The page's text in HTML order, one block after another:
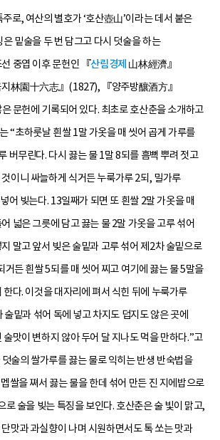
로, 여산의 별호가 ‘호산壺山’이라는 데서 붙은
밑술을 두 번 담그고 다시 덧술을 하는
중엽 이후 문헌인 『산림경제 山林經濟』
林園十六志』(1827), 『양주방釀酒方』
문헌에 기록되어 있다. 최초로 호산춘을 소개하고
“초하룻날 흰쌀 1말 가옷을 매 씻어 곱게 가루를
버무린다. 다시 끓는 물 1말 8되를 흠뻑 뿌려 젓고
이니 싸늘하게 식거든 누룩가루 2되, 밀가루
어 빚는다. 13일째가 되면 또 흰쌀 2말 가옷을 매
넓은 그릇에 담고 끓는 물 2말 가옷을 고루 섞어
말고 앞서 빚은 술밑과 고루 섞어 제2차 술밑으로
거든 흰쌀 5되를 매 씻어 찌고 여기에 끓는 물 5말을
한다. 이것을 대자리에 펴서 식힌 뒤에 누룩가루
밑과 섞어 독에 넣고 차지도 덥지도 않은 곳에
술맛이 변하지 않아 두어 달 지나도 먹을 만하다.”고
술의 쌀가루를 끓는 물로 익히는 반생 반숙법을
쌀을 쪄서 끓는 물을 한데 섞어 만든 진 지에밥으로
로 술을 빚는 특징을 보인다. 호산춘은 술 빛이 맑고,
맛과 과실향이 나며 시원하면서도 톡 쏘는 맛과